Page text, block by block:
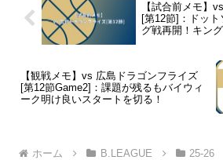
【試合前メモ】
[第12節]：ドッ
グ戦再開！キン
【観戦メモ】vs 広島ドラゴンフライズ
[第12節Game2]：課題が残るもバイウィ
ーク明け良いスタートを切る！
ホーム B.LEAGUE 25-26